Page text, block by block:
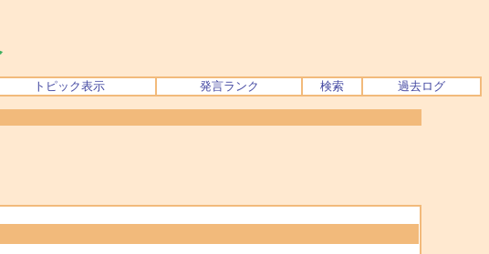
トピック表示 発言ランク 検索 過去ログ